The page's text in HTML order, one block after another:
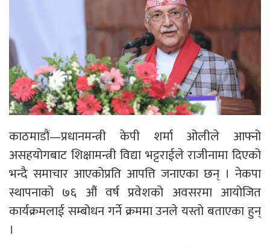
काठमाडौं—प्रधानमन्त्री केपी शर्मा ओलीले आफ्नो
असहयोगबाट शिक्षामन्त्री विद्या भट्टराईले राजीनामा दिएको
भन्दै समाचार आएकोप्रति आपत्ति जनाएका छन् । नेकपा
स्थापनाको ७६ औं वर्ष प्रवेशको अवसरमा आयोजित
कार्यक्रमलाई सम्बोधन गर्ने क्रममा उनले यस्तो बताएका हुन्
।